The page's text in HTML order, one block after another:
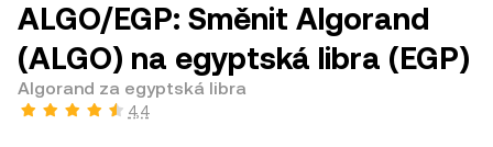
ALGO/EGP: Směnit Algorand
(ALGO) na egyptská libra (EGP)
Algorand za egyptská libra
4,4